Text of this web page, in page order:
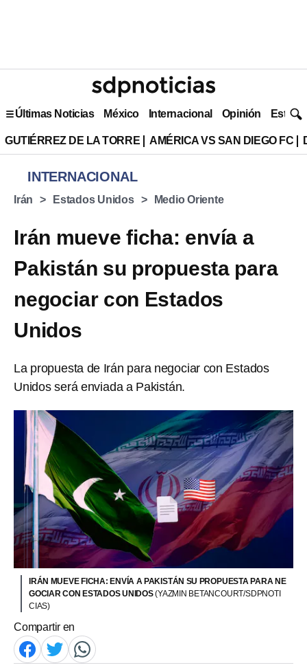
Últimas Noticias México Internacional Opinión Estilo
GUTIÉRREZ DE LA TORRE AMÉRICA VS SAN DIEGO FC
INTERNACIONAL
Irán Estados Unidos Medio Oriente
Irán mueve ficha: envía a
Pakistán su propuesta para
negociar con Estados
Unidos
La propuesta de Irán para negociar con Estados
Unidos será enviada a Pakistán.
IRÁN MUEVE FICHA: ENVÍA A PAKISTÁN SU PROPUESTA PARA NE
GOCIAR CON ESTADOS UNIDOS(YAZMIN BETANCOURT/SDPNOTI
CIAS)
Compartir en